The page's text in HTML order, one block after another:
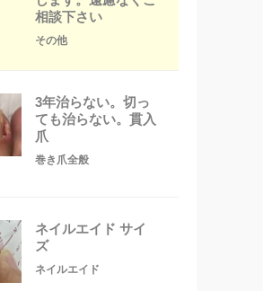
相談下さい
その他
3年治らない。切っ
ても治らない。貫入
爪
巻き爪全般
ネイルエイド サイ
ズ
ネイルエイド